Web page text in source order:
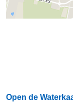
Open de